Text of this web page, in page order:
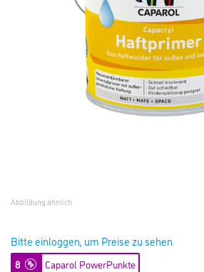
Abbildung ähnlich
Bitte einloggen, um Preise zu sehen
8 Caparol PowerPunkte